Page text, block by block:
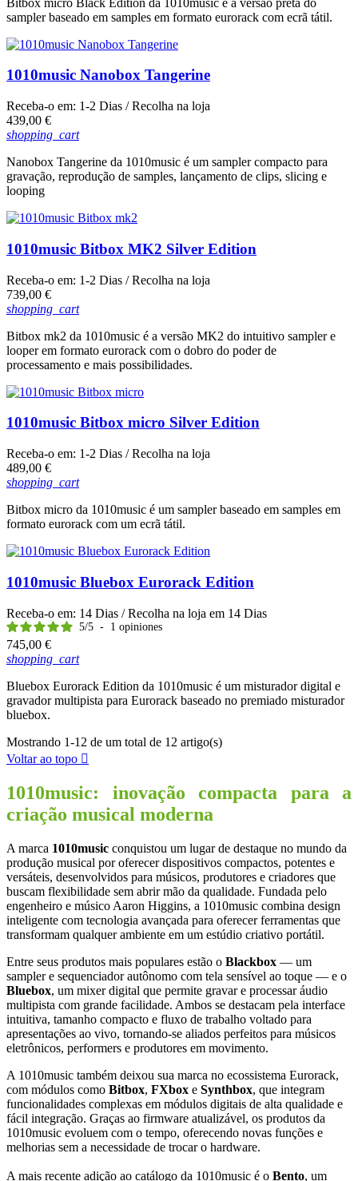
sampler baseado em samples em formato eurorack com ecrã tátil.
1010music Nanobox Tangerine
Receba-o em: 1-2 Dias / Recolha na loja
Preço
439,00 €
shopping_cart
Nanobox Tangerine da 1010music é um sampler compacto para
gravação, reprodução de samples, lançamento de clips, slicing e
looping
1010music Bitbox MK2 Silver Edition
Receba-o em: 1-2 Dias / Recolha na loja
Preço
739,00 €
shopping_cart
Bitbox mk2 da 1010music é a versão MK2 do intuitivo sampler e
looper em formato eurorack com o dobro do poder de
processamento e mais possibilidades.
1010music Bitbox micro Silver Edition
Receba-o em: 1-2 Dias / Recolha na loja
Preço
489,00 €
shopping_cart
Bitbox micro da 1010music é um sampler baseado em samples em
formato eurorack com um ecrã tátil.
1010music Bluebox Eurorack Edition
Receba-o em: 14 Dias / Recolha na loja em 14 Dias
5/5 - 1 opiniones
Preço
745,00 €
shopping_cart
Bluebox Eurorack Edition da 1010music é um misturador digital e
gravador multipista para Eurorack baseado no premiado misturador
bluebox.
Mostrando 1-12 de um total de 12 artigo(s)
Voltar ao topo 
1010music: inovação compacta para a
criação musical moderna
A marca 1010music conquistou um lugar de destaque no mundo da
produção musical por oferecer dispositivos compactos, potentes e
versáteis, desenvolvidos para músicos, produtores e criadores que
buscam flexibilidade sem abrir mão da qualidade. Fundada pelo
engenheiro e músico Aaron Higgins, a 1010music combina design
inteligente com tecnologia avançada para oferecer ferramentas que
transformam qualquer ambiente em um estúdio criativo portátil.
Entre seus produtos mais populares estão o Blackbox — um
sampler e sequenciador autônomo com tela sensível ao toque — e o
Bluebox, um mixer digital que permite gravar e processar áudio
multipista com grande facilidade. Ambos se destacam pela interface
intuitiva, tamanho compacto e fluxo de trabalho voltado para
apresentações ao vivo, tornando-se aliados perfeitos para músicos
eletrônicos, performers e produtores em movimento.
A 1010music também deixou sua marca no ecossistema Eurorack,
com módulos como Bitbox, FXbox e Synthbox, que integram
funcionalidades complexas em módulos digitais de alta qualidade e
fácil integração. Graças ao firmware atualizável, os produtos da
1010music evoluem com o tempo, oferecendo novas funções e
melhorias sem a necessidade de trocar o hardware.
A mais recente adição ao catálogo da 1010music é o Bento, um